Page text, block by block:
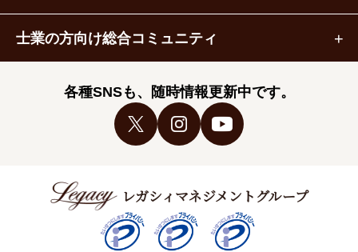
士業の方向け総合コミュニティ
各種SNSも、随時情報更新中です。
レガシィマネジメントグループ